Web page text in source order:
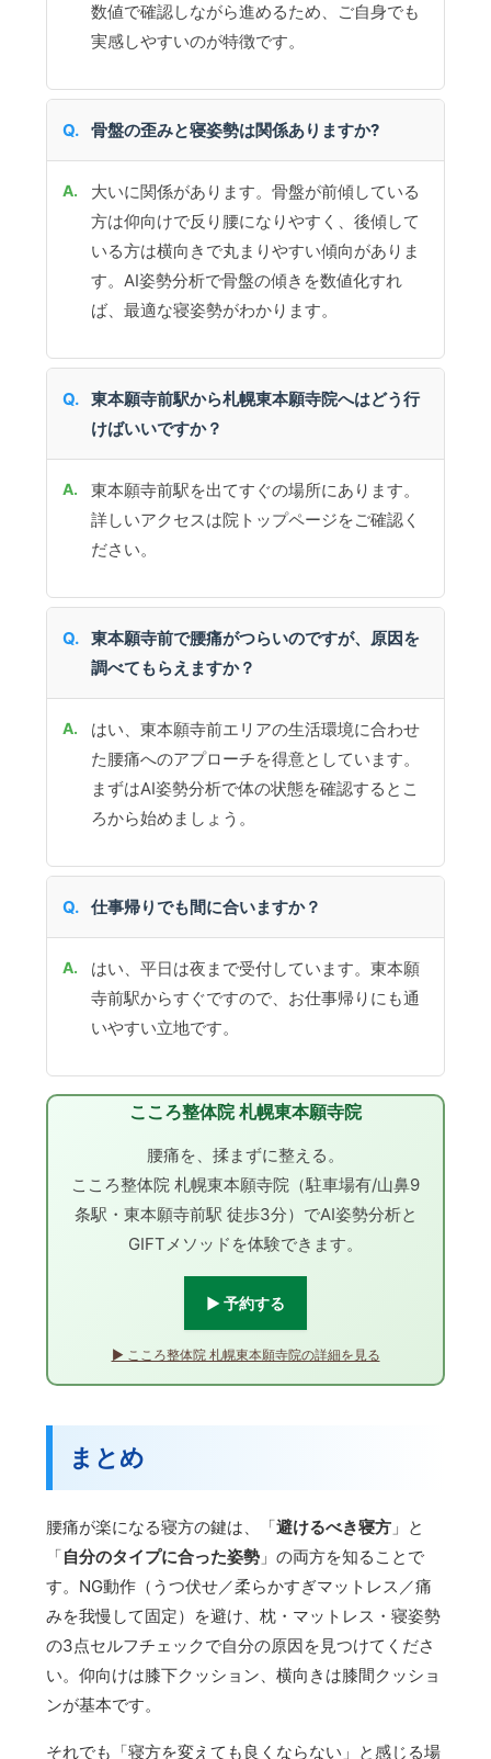
数値で確認しながら進めるため、ご自身でも
実感しやすいのが特徴です。
骨盤の歪みと寝姿勢は関係ありますか?
大いに関係があります。骨盤が前傾している
方は仰向けで反り腰になりやすく、後傾して
いる方は横向きで丸まりやすい傾向がありま
す。AI姿勢分析で骨盤の傾きを数値化すれ
ば、最適な寝姿勢がわかります。
東本願寺前駅から札幌東本願寺院へはどう行
けばいいですか？
東本願寺前駅を出てすぐの場所にあります。
詳しいアクセスは院トップページをご確認く
ださい。
東本願寺前で腰痛がつらいのですが、原因を
調べてもらえますか？
はい、東本願寺前エリアの生活環境に合わせ
た腰痛へのアプローチを得意としています。
まずはAI姿勢分析で体の状態を確認するとこ
ろから始めましょう。
仕事帰りでも間に合いますか？
はい、平日は夜まで受付しています。東本願
寺前駅からすぐですので、お仕事帰りにも通
いやすい立地です。
こころ整体院 札幌東本願寺院
腰痛を、揉まずに整える。
こころ整体院 札幌東本願寺院（駐車場有/山鼻9
条駅・東本願寺前駅 徒歩3分）でAI姿勢分析と
GIFTメソッドを体験できます。
▶ 予約する
▶ こころ整体院 札幌東本願寺院の詳細を見る
まとめ
腰痛が楽になる寝方の鍵は、「避けるべき寝方 」と
「自分のタイプに合った姿勢 」の両方を知ることで
す。NG動作（うつ伏せ／柔らかすぎマットレス／痛
みを我慢して固定）を避け、枕・マットレス・寝姿勢
の3点セルフチェックで自分の原因を見つけてくださ
い。仰向けは膝下クッション、横向きは膝間クッショ
ンが基本です。
それでも「寝方を変えても良くならない」と感じる場